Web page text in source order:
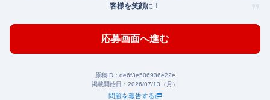
客様を笑顔に！
応募画面へ進む
原稿ID： de6f3e506936e22e
掲載開始日： 2026/07/13（月）
問題を報告する